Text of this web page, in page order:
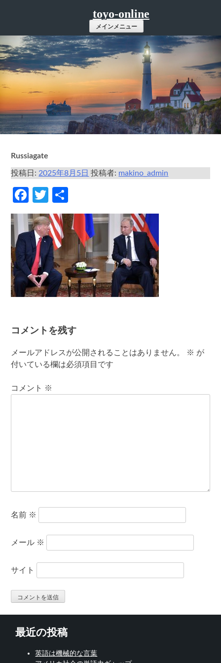
ツ
へ
ス
キ
ッ
プ
toyo-online
メインメニュー
Russiagate
投稿日: 2025年8月5日 投稿者: makino_admin
Facebook
Twitter
有
コメントを残す
メールアドレスが公開されることはありません。 ※ が
付いている欄は必須項目です
コメント ※
名前 ※
メール ※
サイト
最近の投稿
英語は機械的な言葉